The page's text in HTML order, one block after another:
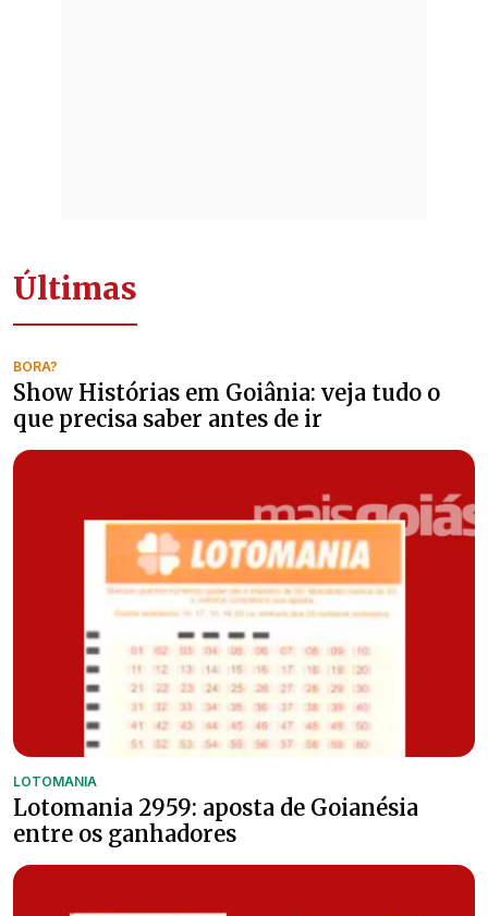
Últimas
BORA?
Show Histórias em Goiânia: veja tudo o
que precisa saber antes de ir
LOTOMANIA
Lotomania 2959: aposta de Goianésia
entre os ganhadores